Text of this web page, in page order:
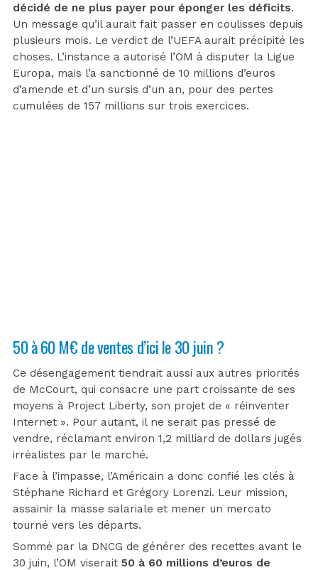
décidé de ne plus payer pour éponger les déficits.
Un message qu’il aurait fait passer en coulisses depuis
plusieurs mois. Le verdict de l’UEFA aurait précipité les
choses. L’instance a autorisé l’OM à disputer la Ligue
Europa, mais l’a sanctionné de 10 millions d’euros
d’amende et d’un sursis d’un an, pour des pertes
cumulées de 157 millions sur trois exercices.
50 à 60 M€ de ventes d’ici le 30 juin ?
Ce désengagement tiendrait aussi aux autres priorités
de McCourt, qui consacre une part croissante de ses
moyens à Project Liberty, son projet de « réinventer
Internet ». Pour autant, il ne serait pas pressé de
vendre, réclamant environ 1,2 milliard de dollars jugés
irréalistes par le marché.
Face à l’impasse, l’Américain a donc confié les clés à
Stéphane Richard et Grégory Lorenzi. Leur mission,
assainir la masse salariale et mener un mercato
tourné vers les départs.
Sommé par la DNCG de générer des recettes avant le
30 juin, l’OM viserait 50 à 60 millions d’euros de